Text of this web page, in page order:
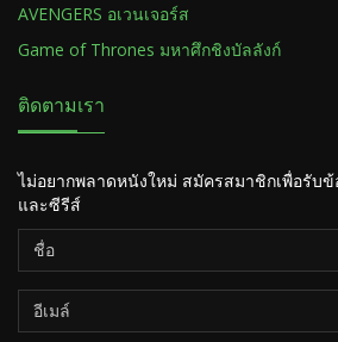
AVENGERS อเวนเจอร์ส
Game of Thrones มหาศึกชิงบัลลังก์
ติดตามเรา
ไม่อยากพลาดหนังใหม่ สมัครสมาชิกเพื่อรับ
และซีรีส์